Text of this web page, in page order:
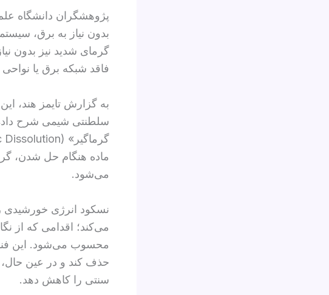
پژوهشگران دانشگاه
گرمای شدید نیز بدون
فاقد شبکه برق یا نواحی
به گزارش تایمز هند،
سلطنتی شیمی شرح داده
ماده هنگام حل شدن،
می‌شود.
نسکود انرژی خورشیدی
می‌کند؛ اقدامی که از
محسوب می‌شود. این
حذف کند و در عین
سنتی را کاهش دهد.